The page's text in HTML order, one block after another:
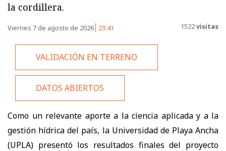
la cordillera.
Viernes 7 de agosto de 2026 23:41 1522visitas
VALIDACIÓN EN TERRENO
DATOS ABIERTOS
Como un relevante aporte a la ciencia aplicada y a la
gestión hídrica del país, la Universidad de Playa Ancha
(UPLA) presentó los resultados finales del proyecto